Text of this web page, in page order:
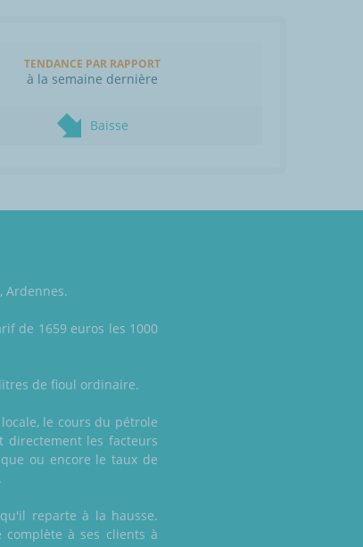
TENDANCE PAR RAPPORT
à la semaine dernière
Baisse
Ardennes.
de 1659 euros les 1000
de fioul ordinaire.
le cours du pétrole
les facteurs
ou encore le taux de
reparte à la hausse.
à ses clients à